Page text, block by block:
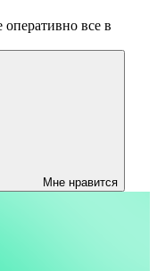
оперативно все в
Мне нравится